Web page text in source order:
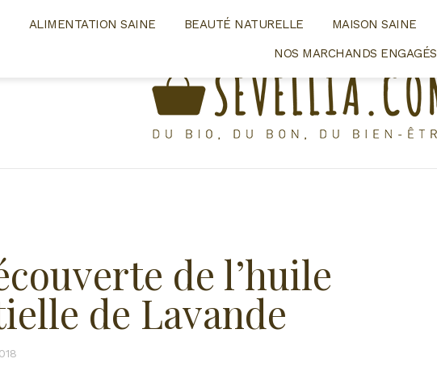
ALIMENTATION SAINE BEAUTÉ NATURELLE MAISON SAINE
NOS MARCHANDS ENGAGÉS
de l’huile
de Lavande